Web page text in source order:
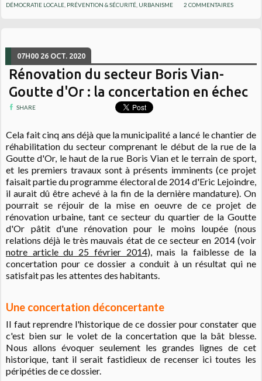
DÉMOCRATIE LOCALE PRÉVENTION & SÉCURITÉ URBANISME 2 COMMENTAIRES
07H00 26 OCT. 2020
Rénovation du secteur Boris Vian-
Goutte d'Or : la concertation en échec
SHARE
Cela fait cinq ans déjà que la municipalité a lancé le chantier de
réhabilitation du secteur comprenant le début de la rue de la
Goutte d'Or, le haut de la rue Boris Vian et le terrain de sport,
et les premiers travaux sont à présents imminents (ce projet
faisait partie du programme électoral de 2014 d'Eric Lejoindre,
il aurait dû être achevé à la fin de la dernière mandature). On
pourrait se réjouir de la mise en oeuvre de ce projet de
rénovation urbaine, tant ce secteur du quartier de la Goutte
d'Or pâtit d'une rénovation pour le moins loupée (nous
relations déjà le très mauvais état de ce secteur en 2014 (voir
notre article du 25 février 2014), mais la faiblesse de la
concertation pour ce dossier a conduit à un résultat qui ne
satisfait pas les attentes des habitants.
Une concertation déconcertante
Il faut reprendre l'historique de ce dossier pour constater que
c'est bien sur le volet de la concertation que la bât blesse.
Nous allons évoquer seulement les grandes lignes de cet
historique, tant il serait fastidieux de recenser ici toutes les
péripéties de ce dossier.